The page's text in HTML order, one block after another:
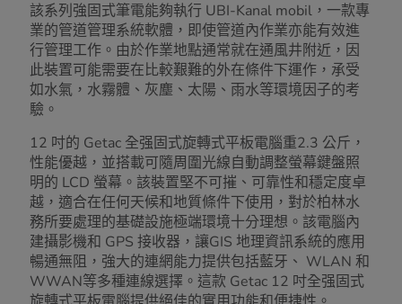
該系列強固式筆電能夠執行 UBI-Kanal mobil，一款專
業的管道管理系統軟體，即使管道內作業亦能有效進
行管理工作。由於作業地點通常就在通風井附近，因
此裝置可能需要在比較艱難的外在條件下運作，承受
如水氣，水霧體、灰塵、太陽、雨水等環境因子的考
驗。
12 吋的 Getac 全强固式旋轉式平板電腦重2.3 公斤，
性能優越，並搭載可隨周圍光線自動調整螢幕鍵盤照
明的 LCD 螢幕。該裝置堅不可摧、可靠性和穩定度卓
越，適合在任何天候和地質條件下使用，對於柏林水
務所要處理的基礎設施極端環境十分理想。該電腦內
建攝影機和 GPS 接收器，讓GIS 地理資訊系統的應用
暢通無阻，強大的連網能力提供包括藍牙、 WLAN 和
WWAN等多種連線選擇。這款 Getac 12 吋全强固式